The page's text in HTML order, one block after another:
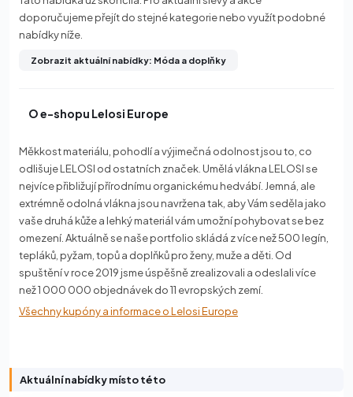
doporučujeme přejít do stejné kategorie nebo využít podobné
nabídky níže.
Zobrazit aktuální nabídky: Móda a doplňky
O e-shopu Lelosi Europe
Měkkost materiálu, pohodlí a výjimečná odolnost jsou to, co
odlišuje LELOSI od ostatních značek. Umělá vlákna LELOSI se
nejvíce přibližují přírodnímu organickému hedvábí. Jemná, ale
extrémně odolná vlákna jsou navržena tak, aby Vám seděla jako
vaše druhá kůže a lehký materiál vám umožní pohybovat se bez
omezení. Aktuálně se naše portfolio skládá z více než 500 legín,
tepláků, pyžam, topů a doplňků pro ženy, muže a děti. Od
spuštění v roce 2019 jsme úspěšně zrealizovali a odeslali více
než 1 000 000 objednávek do 11 evropských zemí.
Všechny kupóny a informace o Lelosi Europe
Aktuální nabídky místo této